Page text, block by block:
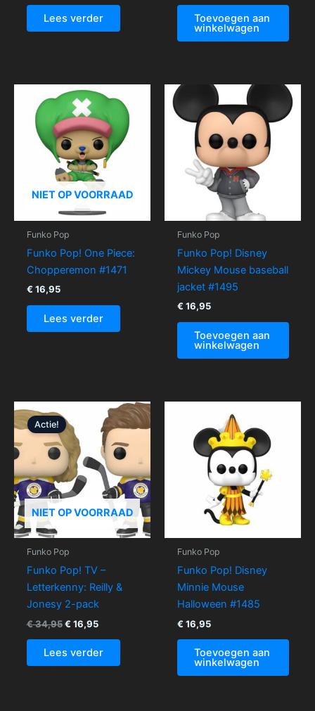
Lees verder Toevoegen aan
winkelwagen
NIET OP VOORRAAD
Funko Pop
Funko Pop! One Piece:
Chopperemon #1471
€ 16,95
Lees verder
Funko Pop
Funko Pop! Disney
Mickey Mouse baseball
jacket #1495
€ 16,95
Toevoegen aan
winkelwagen
NIET OP VOORRAAD
Actie!
Funko Pop
Funko Pop! TV –
Letterkenny: Reilly &
Jonesy 2-pack
€34,95
Oorspronkelijke
prijs
was:
€ 34,95.
€ 16,95
Huidige
prijs
is:
€ 16,95.
Lees verder
Funko Pop
Funko Pop! Disney
Minnie Mouse
Halloween #1485
€ 16,95
Toevoegen aan
winkelwagen